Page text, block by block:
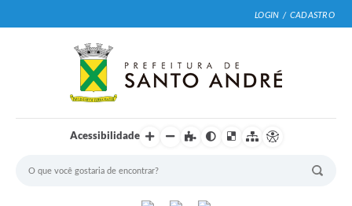
LOGIN / CADASTRO
Acessibilidade